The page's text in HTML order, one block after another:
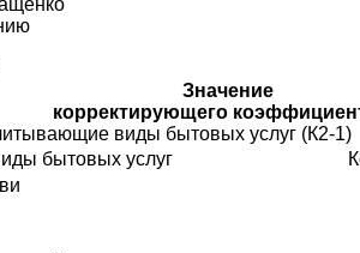
Значение
корректирующего
виды бытовых услуг (К2-1)
бытовых услуг